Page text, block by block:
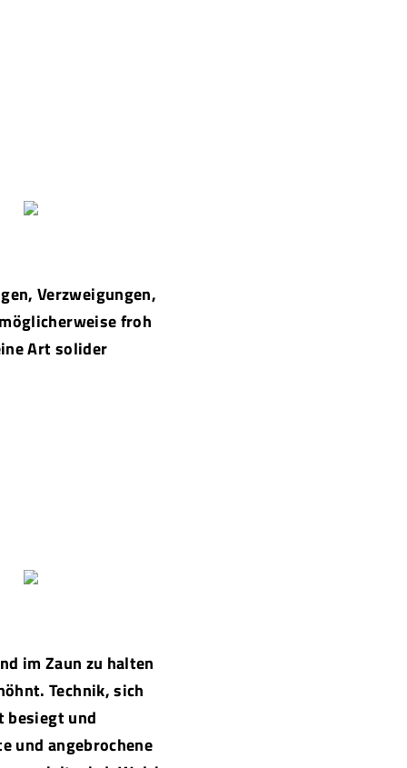
Verzweigungen,
froh
Art solider
im Zaun zu halten
Technik, sich
besiegt und
und angebrochene